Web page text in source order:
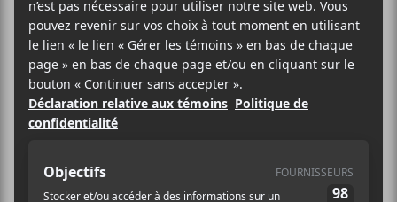
Rosemont – La
Petite-Patrie :
PlazaPalooza